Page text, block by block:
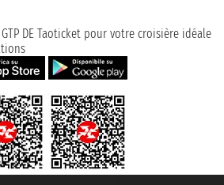
DE Taoticket pour votre croisière idéale